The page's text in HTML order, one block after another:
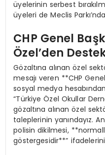
üyelerinin serbest
üyeleri de Meclis
CHP Genel
Özel’den
Gözaltına alınan özel
mesajı veren **CHP
sosyal medya
“Türkiye Özel Okullar
gözaltına alınan özel
taleplerinin yanındayız.
polisin dikilmesi,
göstergesidir**” ifadelerini